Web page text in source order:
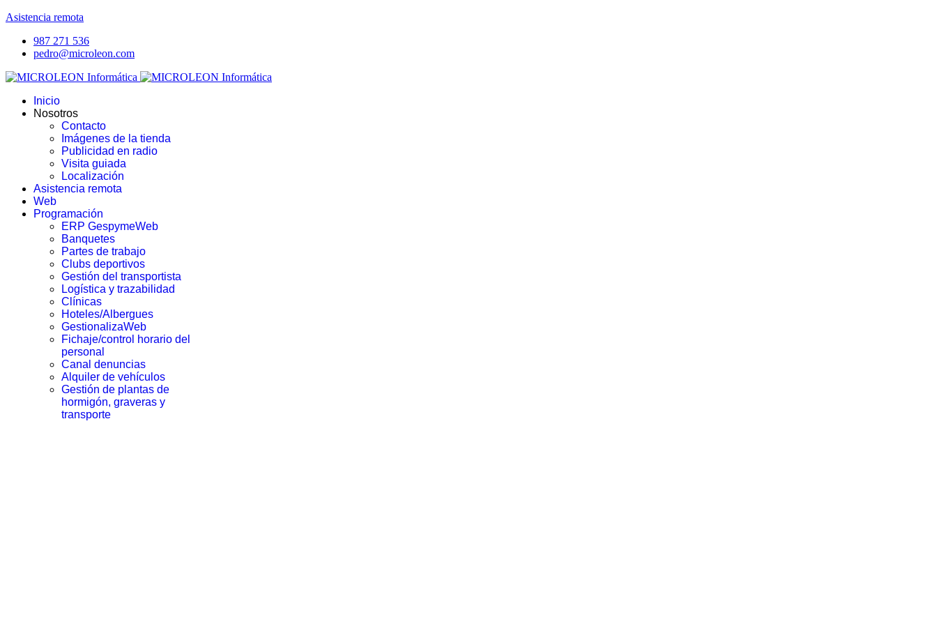
Asistencia remota
987 271 536
pedro@microleon.com
Inicio
Nosotros
Contacto
Imágenes de la tienda
Publicidad en radio
Visita guiada
Localización
Asistencia remota
Web
Programación
ERP GespymeWeb
Banquetes
Partes de trabajo
Clubs deportivos
Gestión del transportista
Logística y trazabilidad
Clínicas
Hoteles/Albergues
GestionalizaWeb
Fichaje/control horario del
personal
Canal denuncias
Alquiler de vehículos
Gestión de plantas de
hormigón, graveras y
transporte